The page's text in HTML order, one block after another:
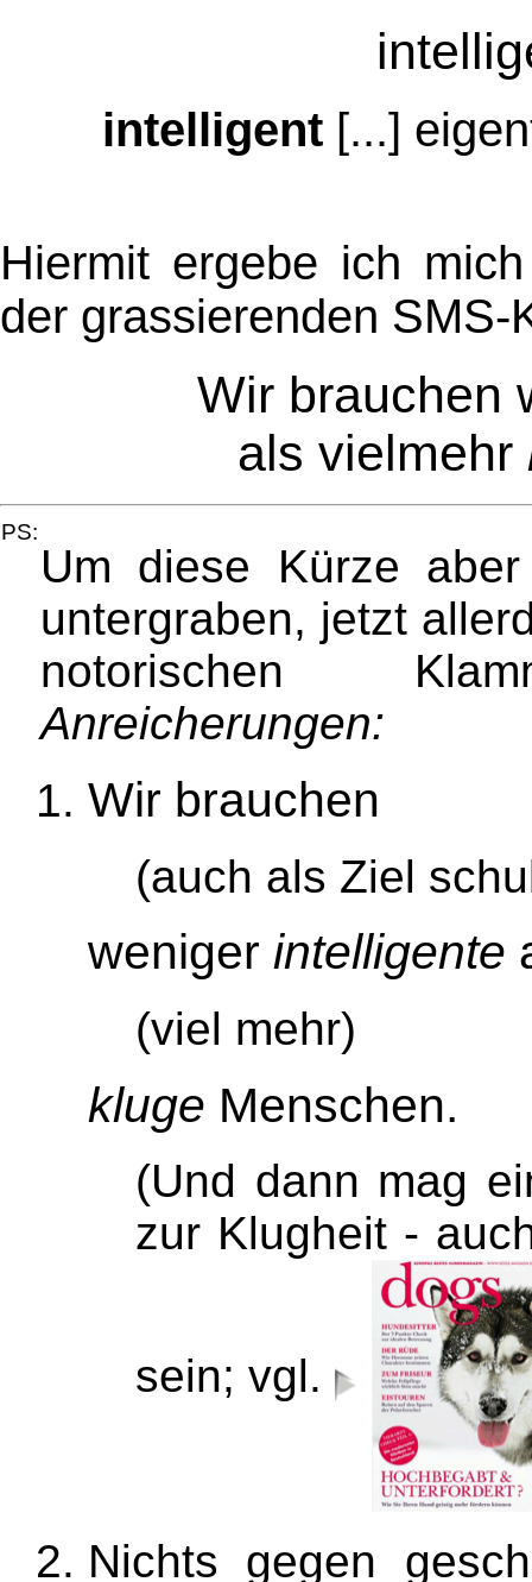
intelligent [...]
Hiermit ergebe ich
der grassierenden SMS-
Wir brauchen
als vielmehr
PS:
Um diese Kürze
untergraben, jetzt
notorischen
Anreicherungen:
Wir brauchen
(auch als Ziel
weniger intelligente
(viel mehr)
kluge Menschen.
(Und dann mag
zur Klugheit -
sein; vgl.
Nichts gegen